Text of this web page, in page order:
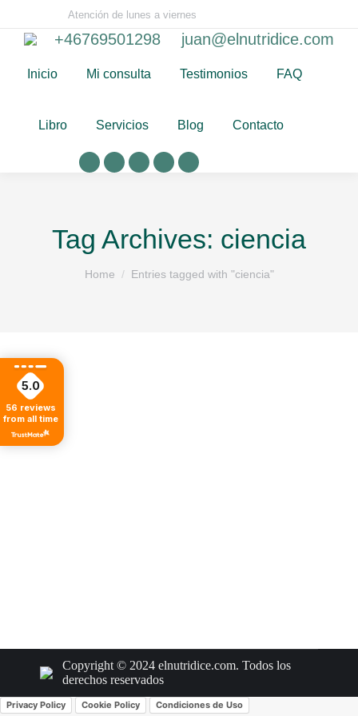
Atención de lunes a viernes
+46769501298 juan@elnutridice.com
Inicio Mi consulta Testimonios FAQ
Libro Servicios Blog Contacto
Tag Archives: ciencia
Home Entries tagged with "ciencia"
Copyright © 2024 elnutridice.com. Todos los
derechos reservados
5.0
56 reviews
from all time
Privacy Policy Cookie Policy Condiciones de Uso